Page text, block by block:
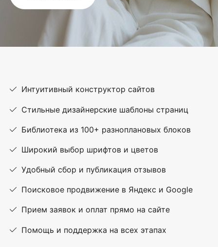
Интуитивный конструктор сайтов
Стильные дизайнерские шаблоны страниц
Библиотека из 100+ разноплановых блоков
Широкий выбор шрифтов и цветов
Удобный сбор и публикация отзывов
Поисковое продвижение в Яндекс и Google
Прием заявок и оплат прямо на сайте
Помощь и поддержка на всех этапах